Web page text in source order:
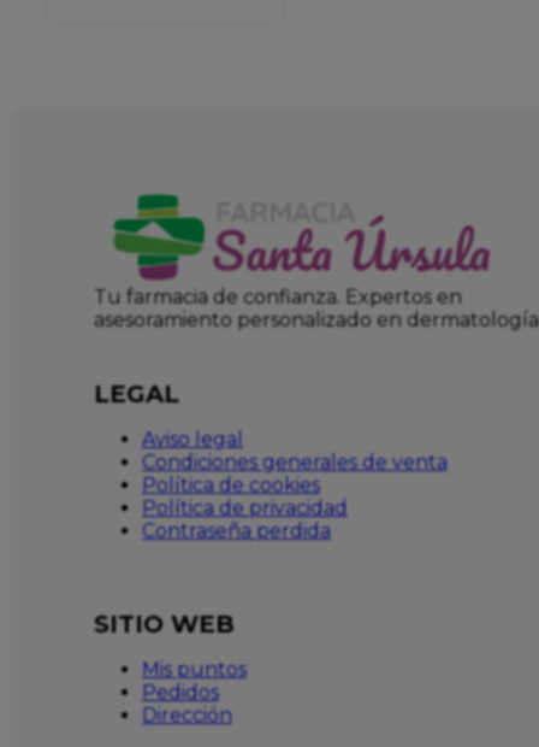
Tu farmacia de confianza. Expertos en
asesoramiento personalizado en dermatología
LEGAL
Aviso legal
Condiciones generales de venta
Política de cookies
Política de privacidad
Contraseña perdida
SITIO WEB
Mis puntos
Pedidos
Dirección